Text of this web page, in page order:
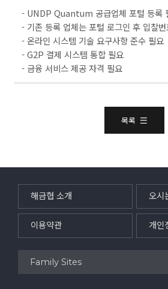
- UNDP Quantum 공급업체 포털 등록
- 기존 등록 업체는 포털 로그인 후 입찰
- 온라인 시스템 기술 요구사항 준수 필요
- G2P 결제 시스템 통합 필요
- 금융 서비스 제공 자격 필요
목록
해금협 소개 오시
이용약관 개인
Family Sites